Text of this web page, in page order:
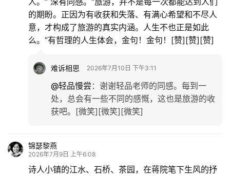
的期盼。正因为有收获和失落、有满心希望和不尽人
意，才构成了旅游的真实内涵。人生不也正是如此
么。”有哲理的人生体会，金句！金句！[赞][赞][赞]
难诉相思 2026年7月10日 下午3:11
@轻品慢尝 ： 谢谢轻品老师的同感。每到一
处，总会有一些不同的感慨，这也是旅游的收
获吧。[微笑][微笑][微笑]
锦瑟黎燕
2026年7月9日 上午6:08
诗人小镇的江水、石桥、茶园，在蒋院笔下生风的抒